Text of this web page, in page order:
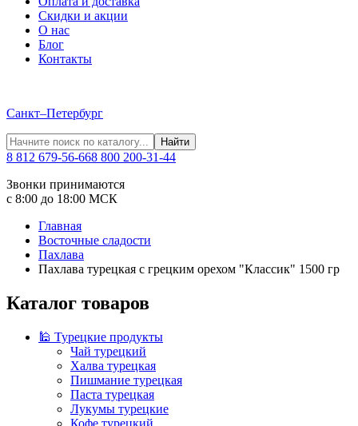
Скидки и акции
О нас
Блог
Контакты
Санкт–Петербург
Найти
8 812 679-56-668 800 200-31-44
Звонки принимаются
с 8:00 до 18:00 МСК
Главная
Восточные сладости
Пахлава
Пахлава турецкая с грецким орехом "Классик" 1500 гр
Каталог товаров
🕌 Турецкие продукты
Чай турецкий
Халва турецкая
Пишмание турецкая
Паста турецкая
Лукумы турецкие
Кофе турецкий